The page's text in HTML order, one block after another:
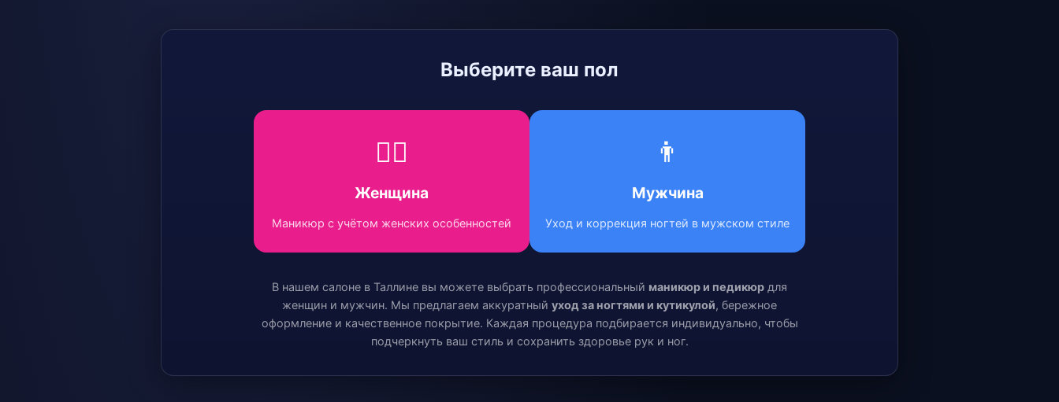
Выберите ваш пол
💁‍♀️
Женщина
Маникюр с учётом женских особенностей
👨
Мужчина
Уход и коррекция ногтей в мужском стиле
В нашем салоне в Таллине вы можете выбрать профессиональный маникюр и педикюр для
женщин и мужчин. Мы предлагаем аккуратный уход за ногтями и кутикулой, бережное
оформление и качественное покрытие. Каждая процедура подбирается индивидуально, чтобы
подчеркнуть ваш стиль и сохранить здоровье рук и ног.